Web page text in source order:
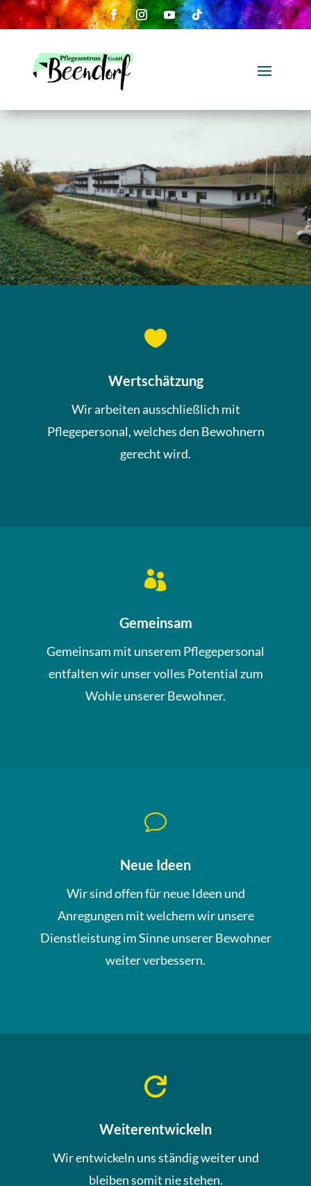

Wertschätzung
Wir arbeiten ausschließlich mit
Pflegepersonal, welches den Bewohnern
gerecht wird.

Gemeinsam
Gemeinsam mit unserem Pflegepersonal
entfalten wir unser volles Potential zum
Wohle unserer Bewohner.
v
Neue Ideen
Wir sind offen für neue Ideen und
Anregungen mit welchem wir unsere
Dienstleistung im Sinne unserer Bewohner
weiter verbessern.

Weiterentwickeln
Wir entwickeln uns ständig weiter und
bleiben somit nie stehen.